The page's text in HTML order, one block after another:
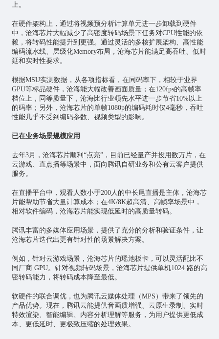
上。
在硬件架构上，通过将视频预分析计算单元进一步卸载到硬件
中，沧海芯片大幅减少了高密度转码场景下任务对CPU性能的依
赖，将转码性能提升到更强。通过灵活的多核扩展架构、高性能
编码流水线、层级化Memory布局，沧海芯片能满足高吞吐、低时
延和实时性要求。
根据MSU实测数据，从各项指标看，在同码率下，相较于业界
GPU等标品硬件，沧海能大幅改善画面质量；在120fps的高帧率
档位上，同等质量下，沧海比行业领先水平进一步节省10%以上
的码率；另外，沧海芯片的单帧1080p的编码耗时仅4毫秒，吞吐
性能几乎不受到编码参数、视频类型的影响。
已在业务场景规模应用
去年3月，沧海芯片顺利“点亮”，目前已经量产并投用数万片，在
云游戏、直点播等场景中，面向腾讯自研业务和公有云客户提供
服务。
在直播平台中，观看人数小于200人的中长尾直播是主体，沧海芯
片能帮助节省大量计算成本；在4K/8K超高清、高帧率场景中，
相对软件编码，沧海芯片能实现低延时的高质量转码。
腾讯丰富的多媒体应用场景，提供了充分的分析和验证条件，让
沧海芯片迭代出更有针对性的场景解决方案。
例如，针对云游戏场景，沧海芯片的瑶池板卡，可以灵活配比不
同厂商 GPU。针对视频转码场景，沧海芯片提供单机1024 路的高
密转码能力，将转码成本降至最低。
软硬件的联合调优，也为腾讯云媒体处理（MPS）带来了领先的
产品优势。现在，腾讯云能提供音画质增强、云原生录制、实时
特效渲染、智能编辑、内容分析理解等服务，为用户提供更低成
本、更低延时、更极致压缩的处理效果。